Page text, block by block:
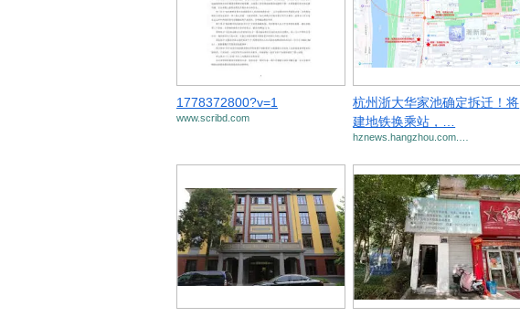
1778372800?v=1
www.scribd.com
杭州浙大华家池确定拆迁！将
建地铁换乘站，…
hznews.hangzhou.com.…